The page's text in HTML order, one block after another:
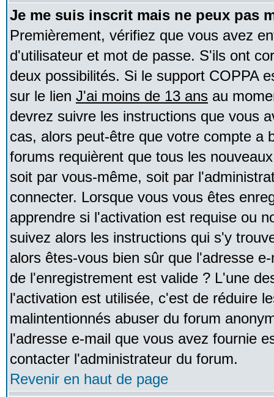
Je me suis inscrit mais ne peux pas
Premièrement, vérifiez que vous avez
d'utilisateur et mot de passe. S'ils ont
deux possibilités. Si le support COPPA
sur le lien J'ai moins de 13 ans au
devrez suivre les instructions que vous
cas, alors peut-être que votre compte a
forums requièrent que tous les
soit par vous-même, soit par
connecter. Lorsque vous vous êtes
apprendre si l'activation est requise ou
suivez alors les instructions qui s'y
alors êtes-vous bien sûr que l'adresse
de l'enregistrement est valide ? L'une
l'activation est utilisée, c'est de réduire
malintentionnés abuser du forum
l'adresse e-mail que vous avez fournie
contacter l'administrateur du forum.
Revenir en haut de page